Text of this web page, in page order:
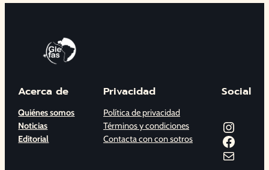
Acerca de
Quiénes somos
Noticias
Editorial
Privacidad
Política de privacidad
Términos y condiciones
Contacta con con sotros
Social
Instagram
Facebook
Correo electrónico